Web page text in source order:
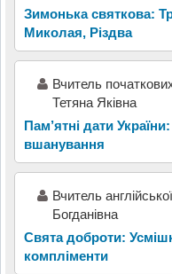
Зимонька святкова:
Миколая, Різдва
Вчитель
Тетяна Яківна
Пам’ятні дати
вшанування
Вчитель
Богданівна
Свята доброти:
компліменти